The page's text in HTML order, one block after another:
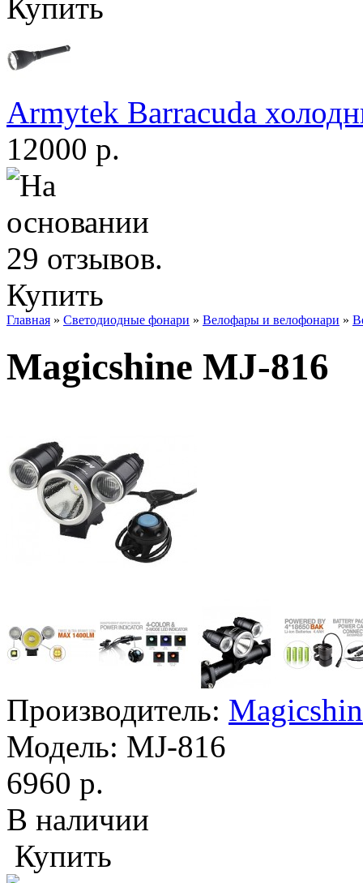
Купить
Armytek Barracuda
12000 р.
Купить
Главная » Светодиодные фонари » Велофары и велофонари »
Magicshine MJ-816
Производитель:
Модель: MJ-816
6960 р.
В наличии
Купить